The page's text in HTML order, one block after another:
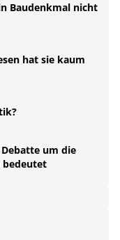
Baudenkmal nicht
hat sie kaum
um die